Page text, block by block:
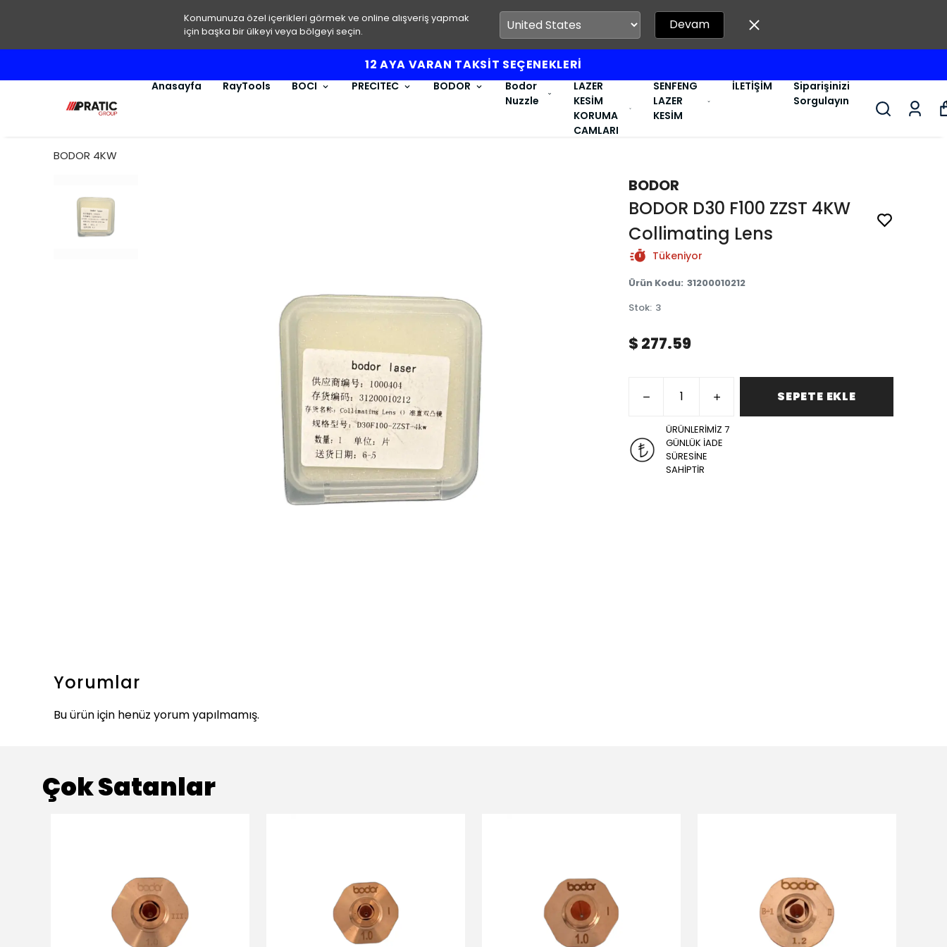
Konumunuza özel içerikleri görmek ve online alışveriş yapmak
için başka bir ülkeyi veya bölgeyi seçin.
Devam
12 AYA VARAN TAKSİT SEÇENEKLERİ
Anasayfa RayTools BOCI PRECITEC BODOR
Bodor
Nuzzle
LAZER
KESİM
KORUMA
CAMLARI
SENFENG
LAZER
KESİM
İLETİŞİM
Siparişinizi
Sorgulayın
BODOR 4KW
BODOR
BODOR D30 F100 ZZST 4KW
Collimating Lens
Tükeniyor
Ürün Kodu: 31200010212
Stok: 3
$ 277.59
SEPETE EKLE
ÜRÜNLERİMİZ 7
GÜNLÜK İADE
SÜRESİNE
SAHİPTİR
Yorumlar
Bu ürün için henüz yorum yapılmamış.
Çok Satanlar